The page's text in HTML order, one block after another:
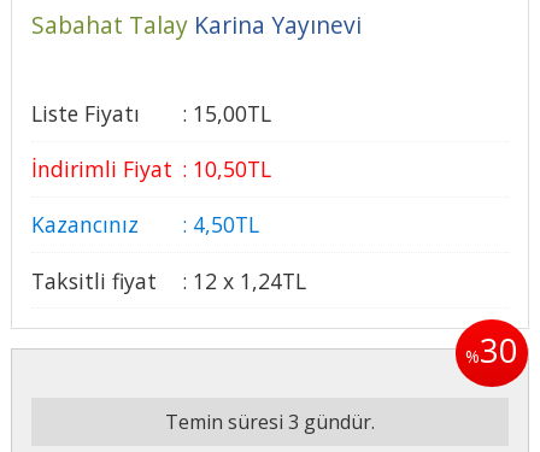
Sabahat Talay Karina Yayınevi
Liste Fiyatı : 15,00TL
İndirimli Fiyat : 10,50TL
Kazancınız
: 4,50TL
Taksitli fiyat
: 12 x 1,24TL
%30
Temin süresi 3 gündür.